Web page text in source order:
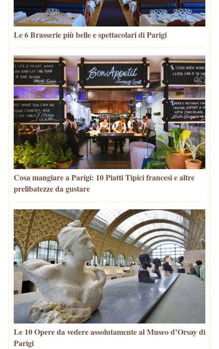
Le 6 Brasserie più belle e spettacolari di Parigi
Cosa mangiare a Parigi: 10 Piatti Tipici francesi e altre
prelibatezze da gustare
Le 10 Opere da vedere assolutamente al Museo d’Orsay di
Parigi